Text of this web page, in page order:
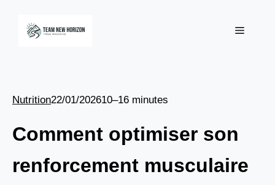
Menu
Nutrition22/01/202610–16 minutes
Comment optimiser son
renforcement musculaire